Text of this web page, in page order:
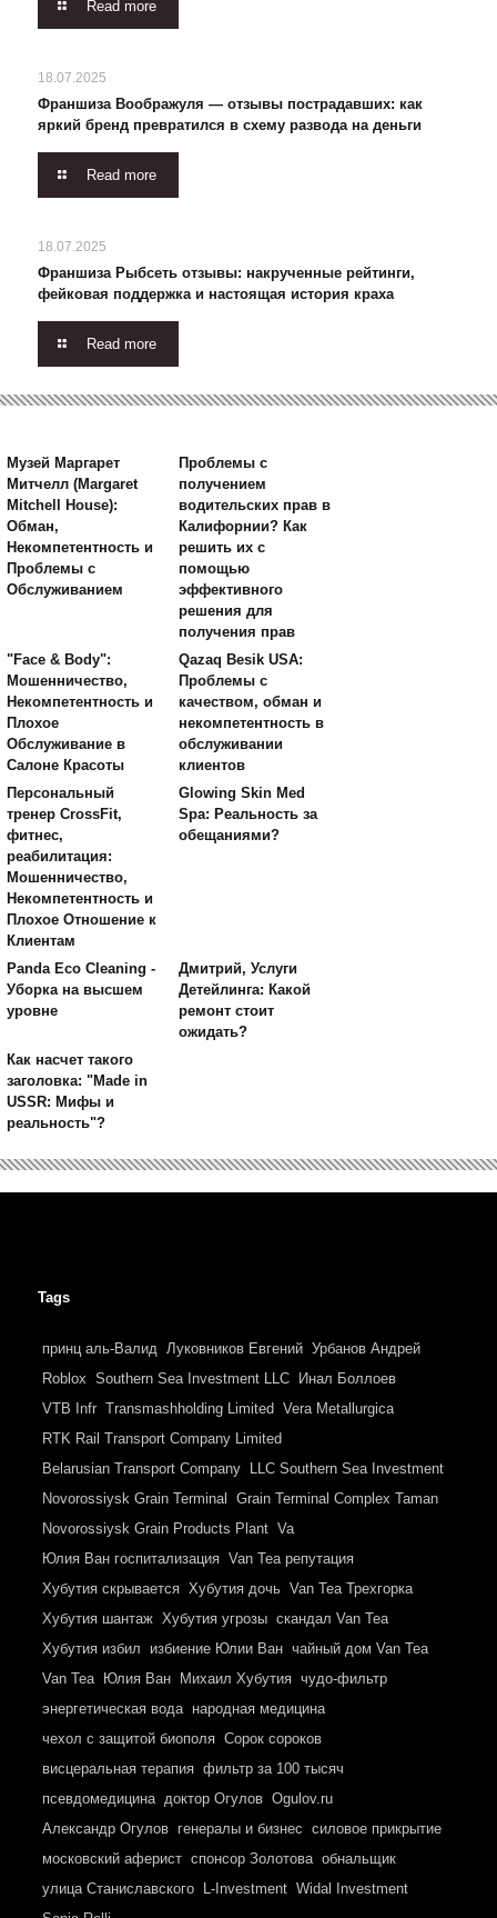
Read more
18.07.2025
Франшиза Воображуля — отзывы пострадавших: как
яркий бренд превратился в схему развода на деньги
Read more
18.07.2025
Франшиза Рыбсеть отзывы: накрученные рейтинги,
фейковая поддержка и настоящая история краха
Read more
Музей Маргарет
Митчелл (Margaret
Mitchell House):
Обман,
Некомпетентность и
Проблемы с
Обслуживанием
Проблемы с
получением
водительских прав в
Калифорнии? Как
решить их с
помощью
эффективного
решения для
получения прав
"Face & Body":
Мошенничество,
Некомпетентность и
Плохое
Обслуживание в
Салоне Красоты
Qazaq Besik USA:
Проблемы с
качеством, обман и
некомпетентность в
обслуживании
клиентов
Персональный
тренер CrossFit,
фитнес,
реабилитация:
Мошенничество,
Некомпетентность и
Плохое Отношение к
Клиентам
Glowing Skin Med
Spa: Реальность за
обещаниями?
Panda Eco Cleaning -
Уборка на высшем
уровне
Дмитрий, Услуги
Детейлинга: Какой
ремонт стоит
ожидать?
Как насчет такого
заголовка: "Made in
USSR: Мифы и
реальность"?
Tags
принц аль-Валид Луковников Евгений Урбанов Андрей
Roblox Southern Sea Investment LLC
Инал Боллоев
VTB Infr Transmashholding Limited Vera Metallurgica
RTK Rail Transport Company Limited
Belarusian Transport Company
LLC Southern Sea Investment
Novorossiysk Grain Terminal
Grain Terminal Complex Taman
Novorossiysk Grain Products Plant Va
Юлия Ван госпитализация Van Tea репутация
Хубутия скрывается Хубутия дочь Van Tea Трехгорка
Хубутия шантаж Хубутия угрозы скандал Van Tea
Хубутия избил
избиение Юлии Ван чайный дом Van Tea
Van Tea
Юлия Ван Михаил Хубутия чудо-фильтр
энергетическая вода
народная медицина
чехол с защитой биополя Сорок сороков
висцеральная терапия фильтр за 100 тысяч
псевдомедицина доктор Огулов Ogulov.ru
Александр Огулов
генералы и бизнес силовое прикрытие
московский аферист спонсор Золотова обнальщик
улица Станиславского
L-Investment Widal Investment